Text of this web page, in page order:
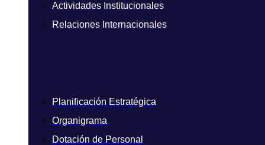
Actividades Institucionales
Relaciones Internacionales
Planificación Estratégica
Organigrama
Dotación de Personal